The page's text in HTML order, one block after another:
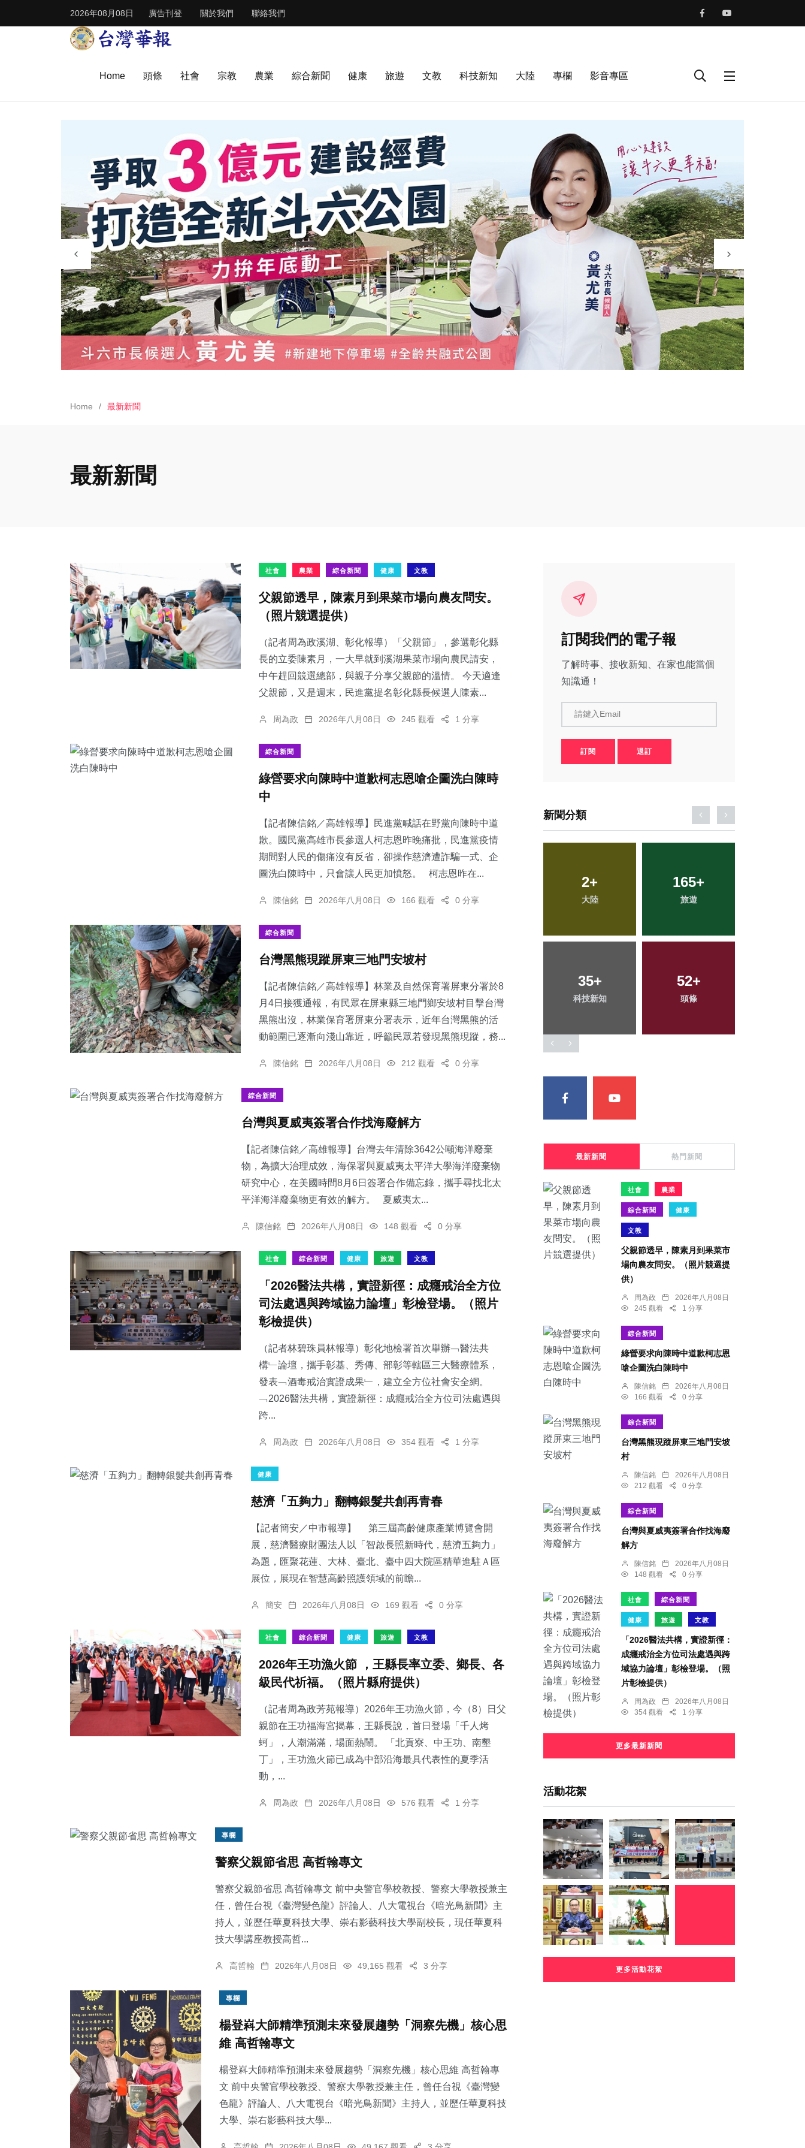
2026年08月08日 廣告刊登 關於我們 聯絡我們
Home 頭條 社會 宗教 農業 綜合新聞 健康 旅遊 文教 科技新知 大陸 專欄 影音專區
Home 最新新聞
最新新聞
社會 農業 綜合新聞 健康 文教
父親節透早，陳素月到果菜市場向農友問安。
（照片競選提供）
（記者周為政溪湖、彰化報導）「父親節」，參選彰化縣
長的立委陳素月，一大早就到溪湖果菜市場向農民請安，
中午趕回競選總部，與親子分享父親節的溫情。 今天適逢
父親節，又是週末，民進黨提名彰化縣長候選人陳素...
周為政 2026年八月08日 245 觀看 1 分享
綜合新聞
綠營要求向陳時中道歉柯志恩嗆企圖洗白陳時
中
【記者陳信銘／高雄報導】民進黨喊話在野黨向陳時中道
歉。國民黨高雄市長參選人柯志恩昨晚痛批，民進黨疫情
期間對人民的傷痛沒有反省，卻操作慈濟遭詐騙一式、企
圖洗白陳時中，只會讓人民更加憤怒。 柯志恩昨在...
陳信銘 2026年八月08日 166 觀看 0 分享
綜合新聞
台灣黑熊現蹤屏東三地門安坡村
【記者陳信銘／高雄報導】林業及自然保育署屏東分署於8
月4日接獲通報，有民眾在屏東縣三地門鄉安坡村目擊台灣
黑熊出沒，林業保育署屏東分署表示，近年台灣黑熊的活
動範圍已逐漸向淺山靠近，呼籲民眾若發現黑熊現蹤，務...
陳信銘 2026年八月08日 212 觀看 0 分享
綜合新聞
台灣與夏威夷簽署合作找海廢解方
【記者陳信銘／高雄報導】台灣去年清除3642公噸海洋廢棄
物，為擴大治理成效，海保署與夏威夷太平洋大學海洋廢棄物
研究中心，在美國時間8月6日簽署合作備忘錄，攜手尋找北太
平洋海洋廢棄物更有效的解方。 夏威夷太...
陳信銘 2026年八月08日 148 觀看 0 分享
社會 綜合新聞 健康 旅遊 文教
「2026醫法共構，實證新徑：成癮戒治全方位
司法處遇與跨域協力論壇」彰檢登場。（照片
彰檢提供）
（記者林碧珠員林報導）彰化地檢署首次舉辦﹁醫法共
構﹂論壇，攜手彰基、秀傳、部彰等轄區三大醫療體系，
發表﹁酒毒戒治實證成果﹂，建立全方位社會安全網。
﹁2026醫法共構，實證新徑：成癮戒治全方位司法處遇與
跨...
周為政 2026年八月08日 354 觀看 1 分享
健康
慈濟「五夠力」翻轉銀髮共創再青春
【記者簡安／中市報導】 第三屆高齡健康產業博覽會開
展，慈濟醫療財團法人以「智啟長照新時代，慈濟五夠力」
為題，匯聚花蓮、大林、臺北、臺中四大院區精華進駐Ａ區
展位，展現在智慧高齡照護領域的前瞻...
簡安 2026年八月08日 169 觀看 0 分享
社會 綜合新聞 健康 旅遊 文教
2026年王功漁火節 ，王縣長率立委、鄉長、各
級民代祈福。（照片縣府提供）
（記者周為政芳苑報導）2026年王功漁火節，今（8）日父
親節在王功福海宮揭幕，王縣長說，首日登場「千人烤
蚵」，人潮滿滿，場面熱鬧。 「北貢寮、中王功、南墾
丁」，王功漁火節已成為中部沿海最具代表性的夏季活
動，...
周為政 2026年八月08日 576 觀看 1 分享
專欄
警察父親節省思 高哲翰專文
警察父親節省思 高哲翰專文 前中央警官學校教授、警察大學教授兼主
任，曾任台視《臺灣變色龍》評論人、八大電視台《暗光鳥新聞》主
持人，並歷任華夏科技大學、崇右影藝科技大學副校長，現任華夏科
技大學講座教授高哲...
高哲翰 2026年八月08日 49,165 觀看 3 分享
專欄
楊登嵙大師精準預測未來發展趨勢「洞察先機」核心思
維 高哲翰專文
楊登嵙大師精準預測未來發展趨勢「洞察先機」核心思維 高哲翰專
文 前中央警官學校教授、警察大學教授兼主任，曾任台視《臺灣變
色龍》評論人、八大電視台《暗光鳥新聞》主持人，並歷任華夏科技
大學、崇右影藝科技大學...
訂閱我們的電子報
了解時事、接收新知、在家也能當個
知識通！
請鍵入Email
訂閱 退訂
新聞分類
237+
文教
75 +
農業
216
健康
2+
大陸
165+
旅遊
35+
科技新知
52+
頭條
404
社會
119+
專欄
727+
綜合新聞
237+
文教
最新新聞 熱門新聞
社會 農業
綜合新聞 健康
文教
父親節透早，陳素月到果菜市
場向農友問安。（照片競選提
供）
周為政
2026年八月08日
245 觀看
1 分享
綜合新聞
綠營要求向陳時中道歉柯志恩
嗆企圖洗白陳時中
陳信銘
2026年八月08日
166 觀看
0 分享
綜合新聞
台灣黑熊現蹤屏東三地門安坡
村
陳信銘
2026年八月08日
212 觀看
0 分享
綜合新聞
台灣與夏威夷簽署合作找海廢
解方
陳信銘
2026年八月08日
148 觀看
0 分享
社會 綜合新聞
健康 旅遊 文教
「2026醫法共構，實證新徑：
成癮戒治全方位司法處遇與跨
域協力論壇」彰檢登場。（照
片彰檢提供）
周為政
2026年八月08日
354 觀看
1 分享
更多最新新聞
活動花絮
更多活動花絮